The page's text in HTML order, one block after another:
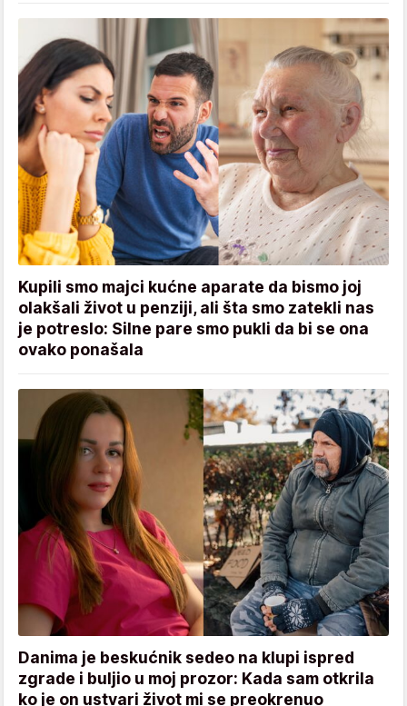
Kupili smo majci kućne aparate da bismo joj
olakšali život u penziji, ali šta smo zatekli nas
je potreslo: Silne pare smo pukli da bi se ona
ovako ponašala
Danima je beskućnik sedeo na klupi ispred
zgrade i buljio u moj prozor: Kada sam otkrila
ko je on ustvari život mi se preokrenuo